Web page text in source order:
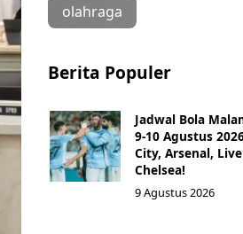
olahraga
Berita Populer
Jadwal Bola
9-10 Agustus
City, Arsenal,
Chelsea!
9 Agustus 2026